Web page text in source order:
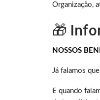
Organização,
🎁
NOSSOS
Já falamos
E quando